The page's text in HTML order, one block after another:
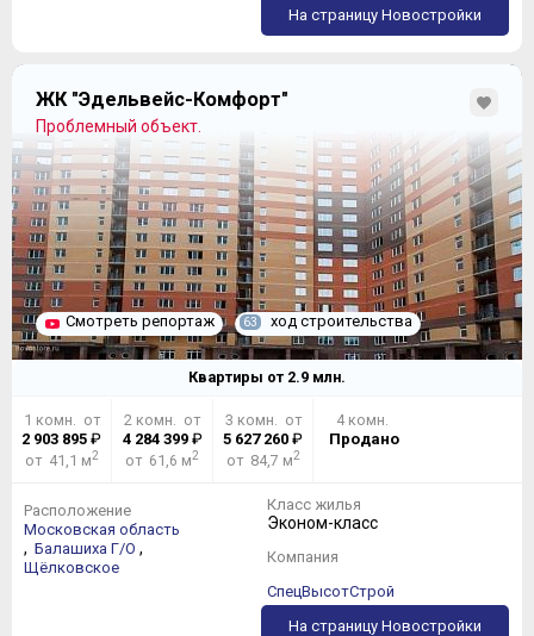
На страницу Новостройки
ЖК "Эдельвейс-Комфорт"
Проблемный объект.
Смотреть репортаж 63 ход строительства
Квартиры от 2.9 млн.
1 комн. от
2 903 895 ₽
от 41,1 м2
2 комн. от
4 284 399₽
от 61,6 м2
3 комн. от
5 627 260 ₽
от 84,7 м2
4 комн.
Продано
Расположение
Московская область
, Балашиха Г/О ,
Щёлковское
Класс жилья
Эконом-класс
Компания
СпецВысотСтрой
На страницу Новостройки